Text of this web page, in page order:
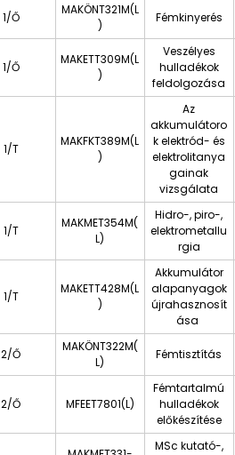
1/Ő
MAKÖNT321M(L
)
Fémkinyerés
1/Ő
MAKETT309M(L
)
Veszélyes
hulladékok
feldolgozása
1/T
MAKFKT389M(L
)
Az
akkumulátoro
k elektród- és
elektrolitanya
gainak
vizsgálata
1/T
MAKMET354M(
L)
Hidro-, piro-,
elektrometallu
rgia
1/T
MAKETT428M(L
)
Akkumulátor
alapanyagok
újrahasznosít
ása
2/Ő
MAKÖNT322M(
L)
Fémtisztítás
2/Ő MFEET7801(L)
Fémtartalmú
hulladékok
előkészítése
MSc kutató-,